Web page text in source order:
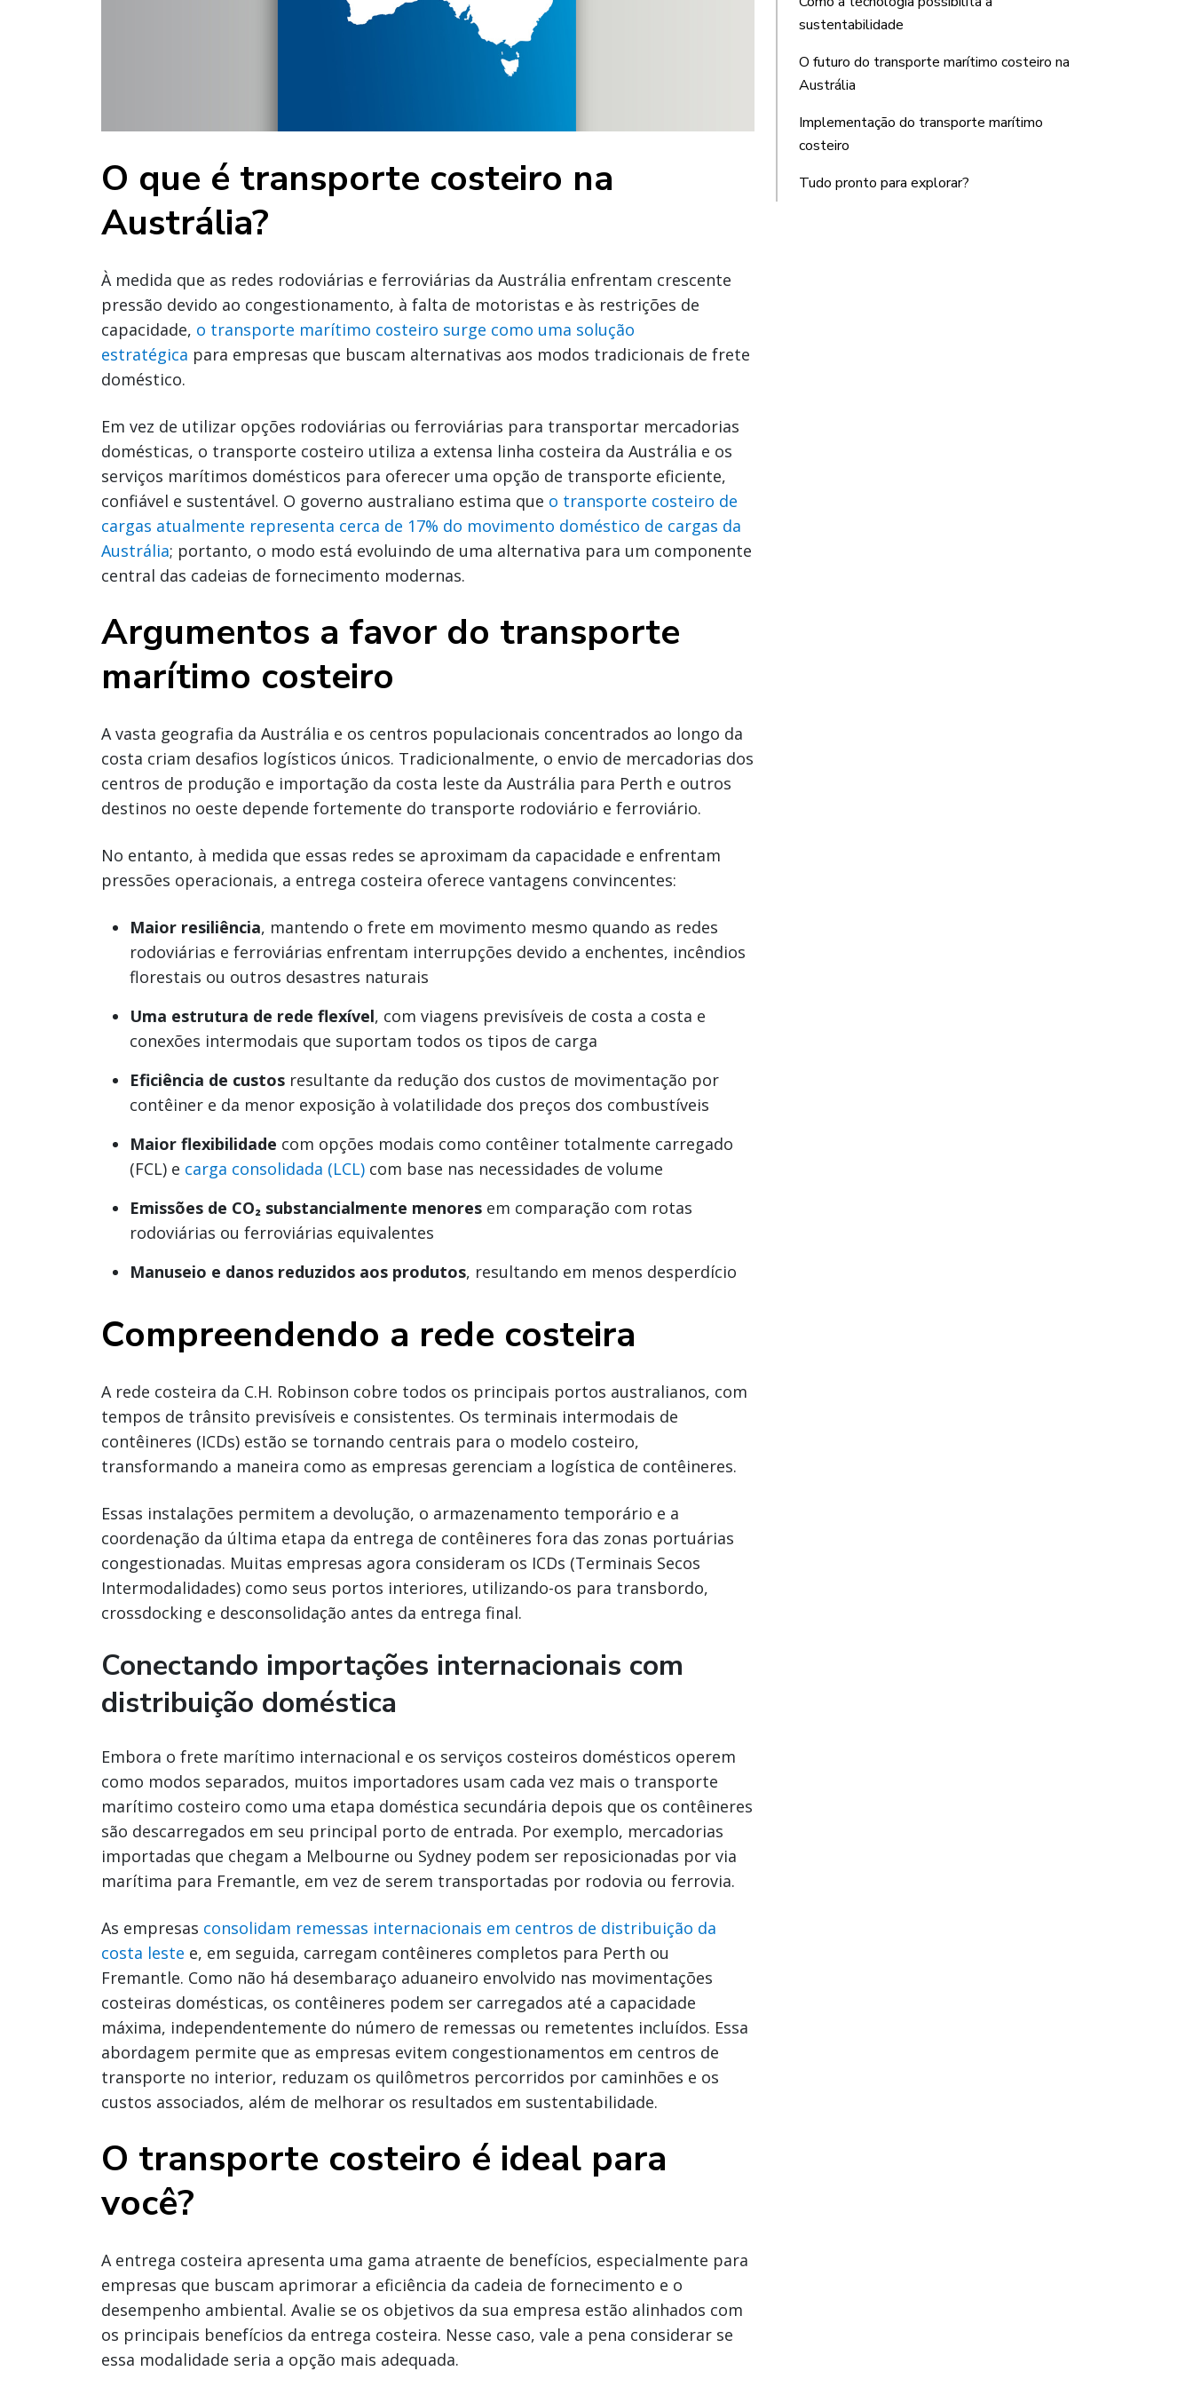
O que é transporte costeiro na
Austrália?
À medida que as redes rodoviárias e ferroviárias da Austrália enfrentam crescente
pressão devido ao congestionamento, à falta de motoristas e às restrições de
capacidade, o transporte marítimo costeiro surge como uma solução
estratégica para empresas que buscam alternativas aos modos tradicionais de frete
doméstico.
Em vez de utilizar opções rodoviárias ou ferroviárias para transportar mercadorias
domésticas, o transporte costeiro utiliza a extensa linha costeira da Austrália e os
serviços marítimos domésticos para oferecer uma opção de transporte eficiente,
confiável e sustentável. O governo australiano estima que o transporte costeiro de
cargas atualmente representa cerca de 17% do movimento doméstico de cargas da
Austrália; portanto, o modo está evoluindo de uma alternativa para um componente
central das cadeias de fornecimento modernas.
Argumentos a favor do transporte
marítimo costeiro
A vasta geografia da Austrália e os centros populacionais concentrados ao longo da
costa criam desafios logísticos únicos. Tradicionalmente, o envio de mercadorias dos
centros de produção e importação da costa leste da Austrália para Perth e outros
destinos no oeste depende fortemente do transporte rodoviário e ferroviário.
No entanto, à medida que essas redes se aproximam da capacidade e enfrentam
pressões operacionais, a entrega costeira oferece vantagens convincentes:
Maior resiliência, mantendo o frete em movimento mesmo quando as redes
rodoviárias e ferroviárias enfrentam interrupções devido a enchentes, incêndios
florestais ou outros desastres naturais
Uma estrutura de rede flexível, com viagens previsíveis de costa a costa e
conexões intermodais que suportam todos os tipos de carga
Eficiência de custos resultante da redução dos custos de movimentação por
contêiner e da menor exposição à volatilidade dos preços dos combustíveis
Maior flexibilidade com opções modais como contêiner totalmente carregado
(FCL) e carga consolidada (LCL) com base nas necessidades de volume
Emissões de CO₂ substancialmente menores em comparação com rotas
rodoviárias ou ferroviárias equivalentes
Manuseio e danos reduzidos aos produtos, resultando em menos desperdício
Compreendendo a rede costeira
A rede costeira da C.H. Robinson cobre todos os principais portos australianos, com
tempos de trânsito previsíveis e consistentes. Os terminais intermodais de
contêineres (ICDs) estão se tornando centrais para o modelo costeiro,
transformando a maneira como as empresas gerenciam a logística de contêineres.
Essas instalações permitem a devolução, o armazenamento temporário e a
coordenação da última etapa da entrega de contêineres fora das zonas portuárias
congestionadas. Muitas empresas agora consideram os ICDs (Terminais Secos
Intermodalidades) como seus portos interiores, utilizando-os para transbordo,
crossdocking e desconsolidação antes da entrega final.
Conectando importações internacionais com
distribuição doméstica
Embora o frete marítimo internacional e os serviços costeiros domésticos operem
como modos separados, muitos importadores usam cada vez mais o transporte
marítimo costeiro como uma etapa doméstica secundária depois que os contêineres
são descarregados em seu principal porto de entrada. Por exemplo, mercadorias
importadas que chegam a Melbourne ou Sydney podem ser reposicionadas por via
marítima para Fremantle, em vez de serem transportadas por rodovia ou ferrovia.
As empresas consolidam remessas internacionais em centros de distribuição da
costa leste e, em seguida, carregam contêineres completos para Perth ou
Fremantle. Como não há desembaraço aduaneiro envolvido nas movimentações
costeiras domésticas, os contêineres podem ser carregados até a capacidade
máxima, independentemente do número de remessas ou remetentes incluídos. Essa
abordagem permite que as empresas evitem congestionamentos em centros de
transporte no interior, reduzam os quilômetros percorridos por caminhões e os
custos associados, além de melhorar os resultados em sustentabilidade.
O transporte costeiro é ideal para
você?
A entrega costeira apresenta uma gama atraente de benefícios, especialmente para
empresas que buscam aprimorar a eficiência da cadeia de fornecimento e o
desempenho ambiental. Avalie se os objetivos da sua empresa estão alinhados com
os principais benefícios da entrega costeira. Nesse caso, vale a pena considerar se
essa modalidade seria a opção mais adequada.
sustentabilidade
O futuro do transporte marítimo costeiro na
Austrália
Implementação do transporte marítimo
costeiro
Tudo pronto para explorar?